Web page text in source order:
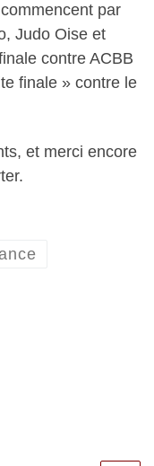
par
Judo Oise et
contre ACBB
finale » contre le
et merci encore